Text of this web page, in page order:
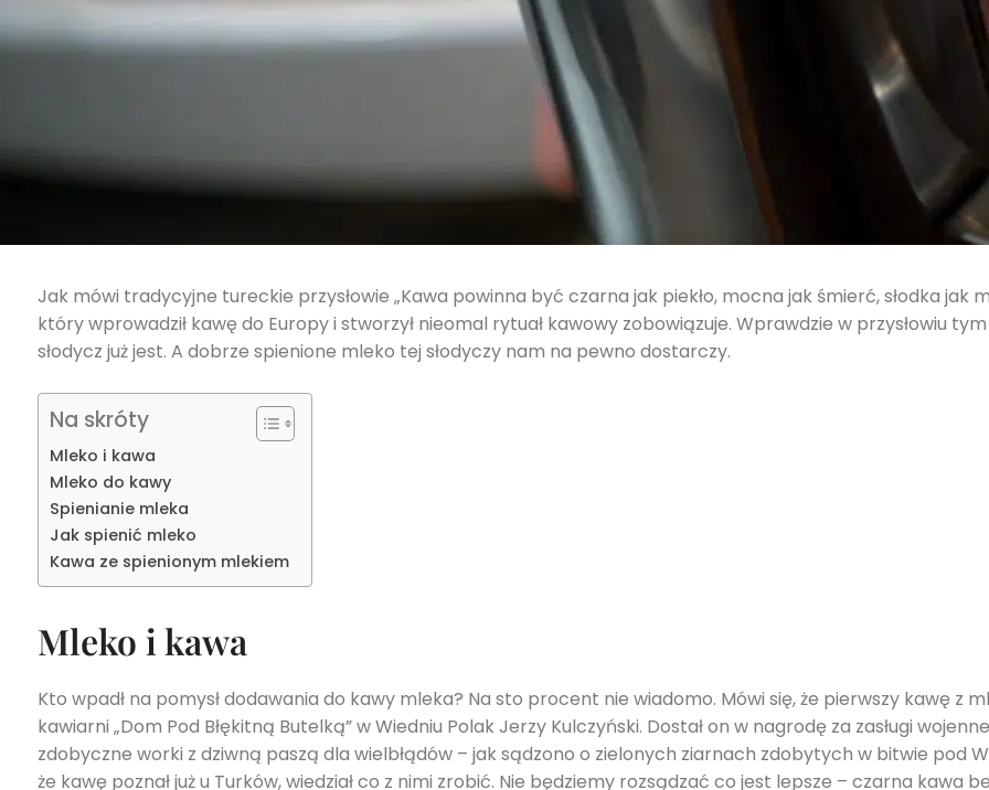
Jak mówi tradycyjne tureckie przysłowie „Kawa powinna być czarna jak piekło, mocna jak śmierć, słodka jak
który wprowadził kawę do Europy i stworzył nieomal rytuał kawowy zobowiązuje. Wprawdzie w przysłowiu
słodycz już jest. A dobrze spienione mleko tej słodyczy nam na pewno dostarczy.
Na skróty
Mleko i kawa
Mleko do kawy
Spienianie mleka
Jak spienić mleko
Kawa ze spienionym mlekiem
Mleko i kawa
Kto wpadł na pomysł dodawania do kawy mleka? Na sto procent nie wiadomo. Mówi się, że pierwszy kawę z
kawiarni „Dom Pod Błękitną Butelką” w Wiedniu Polak Jerzy Kulczyński. Dostał on w nagrodę za zasługi
zdobyczne worki z dziwną paszą dla wielbłądów – jak sądzono o zielonych ziarnach zdobytych w bitwie pod
że kawę poznał już u Turków, wiedział co z nimi zrobić. Nie będziemy rozsądzać co jest lepsze – czarna kawa